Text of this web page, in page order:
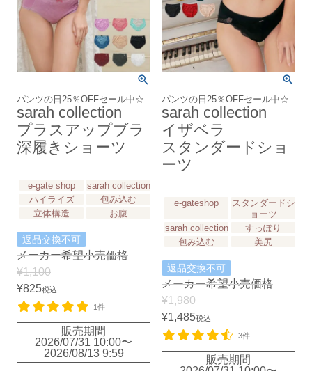
パンツの日25％OFFセール中☆
sarah collection
プラスアップブラ
深履きショーツ
e-gate shop
sarah collection
ハイライズ
包み込む
立体構造
お腹
返品交換不可
メーカー希望小売価格
¥1,100
¥825税込
1件
販売期間
2026/07/31 10:00〜
2026/08/13 9:59
パンツの日25％OFFセール中☆
sarah collection
イザベラ
スタンダードショ
ーツ
e-gateshop
スタンダードシ
ョーツ
sarah collection
すっぽり
包み込む
美尻
返品交換不可
メーカー希望小売価格
¥1,980
¥1,485税込
3件
販売期間